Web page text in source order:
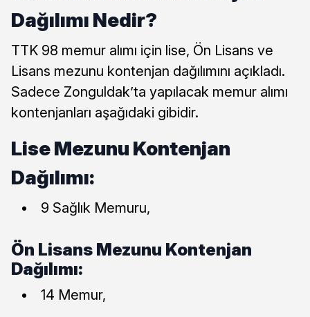
Dağılımı Nedir?
TTK 98 memur alımı için lise, Ön Lisans ve
Lisans mezunu kontenjan dağılımını açıkladı.
Sadece Zonguldak’ta yapılacak memur alımı
kontenjanları aşağıdaki gibidir.
Lise Mezunu Kontenjan
Dağılımı:
9 Sağlık Memuru,
Ön Lisans Mezunu Kontenjan
Dağılımı:
14 Memur,